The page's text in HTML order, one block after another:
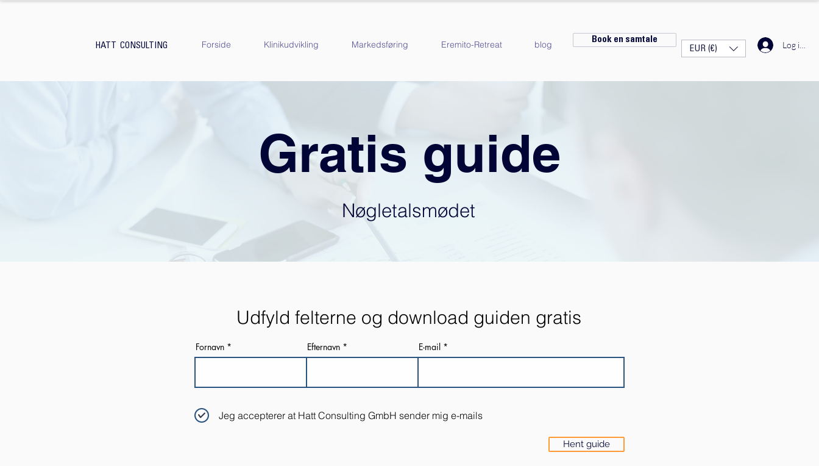
HATT CONSULTING Forside Klinikudvikling Markedsføring Eremito-Retreat blog Book en samtale
EUR (€) Log ind
Gratis guide
Nøgletalsmødet
Udfyld felterne og download guiden gratis
Fornavn Efternavn E-mail
Jeg accepterer at Hatt Consulting GmbH sender mig e-mails
Hent guide